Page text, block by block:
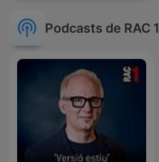
Podcasts de RAC 1